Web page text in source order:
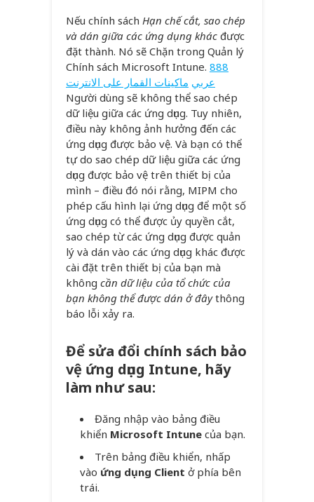
Nếu chính sách Hạn chế cắt, sao chép
và dán giữa các ứng dụng khác được
đặt thành. Nó sẽ Chặn trong Quản lý
Chính sách Microsoft Intune. 888
عربي ماكينات القمار على الانترنت
Người dùng sẽ không thể sao chép
dữ liệu giữa các ứng dụng. Tuy nhiên,
điều này không ảnh hưởng đến các
ứng dụng được bảo vệ. Và bạn có thể
tự do sao chép dữ liệu giữa các ứng
dụng được bảo vệ trên thiết bị của
mình – điều đó nói rằng, MIPM cho
phép cấu hình lại ứng dụng để một số
ứng dụng có thể được ủy quyền cắt,
sao chép từ các ứng dụng được quản
lý và dán vào các ứng dụng khác được
cài đặt trên thiết bị của bạn mà
không cần dữ liệu của tổ chức của
bạn không thể được dán ở đâythông
báo lỗi xảy ra.
Để sửa đổi chính sách bảo
vệ ứng dụng Intune, hãy
làm như sau:
Đăng nhập vào bảng điều
khiển Microsoft Intune của bạn.
Trên bảng điều khiển, nhấp
vào ứng dụng Client ở phía bên
trái.